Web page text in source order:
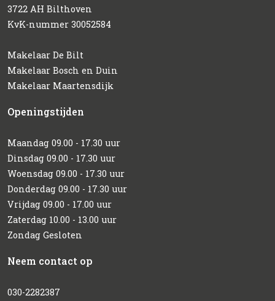
3722 AH Bilthoven
KvK-nummer 30052584
Makelaar De Bilt
Makelaar Bosch en Duin
Makelaar Maartensdijk
Openingstijden
Maandag 09.00 - 17.30 uur
Dinsdag 09.00 - 17.30 uur
Woensdag 09.00 - 17.30 uur
Donderdag 09.00 - 17.30 uur
Vrijdag 09.00 - 17.00 uur
Zaterdag 10.00 - 13.00 uur
Zondag Gesloten
Neem contact op
030-2282387